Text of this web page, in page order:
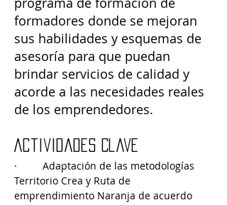
formadores donde se mejoran
sus habilidades y esquemas de
asesoría para que puedan
brindar servicios de calidad y
acorde a las necesidades reales
de los emprendedores.
Actividades Clave
·         Adaptación de las metodologías
Territorio Crea y Ruta de
emprendimiento Naranja de acuerdo